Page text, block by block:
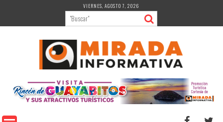
contenido
VIERNES, AGOSTO 7, 2026